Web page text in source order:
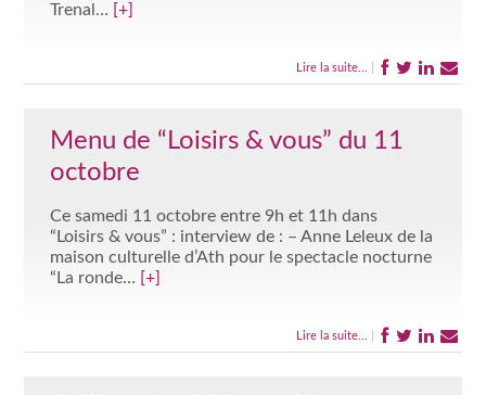
Trenal… [+]
Lire la suite...
Menu de “Loisirs & vous” du 11
octobre
Ce samedi 11 octobre entre 9h et 11h dans
“Loisirs & vous” : interview de : – Anne Leleux de la
maison culturelle d’Ath pour le spectacle nocturne
“La ronde… [+]
Lire la suite...